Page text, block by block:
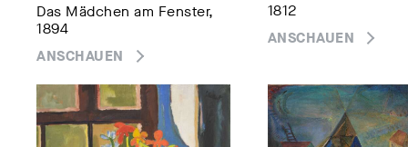
Das Mädchen am Fenster,
1894
ANSCHAUEN
1812
ANSCHAUEN